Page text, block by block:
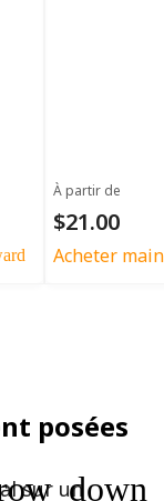
À partir de
$21.00
Acheter
posées
sur un